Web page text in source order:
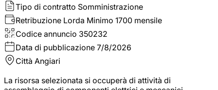
Tipo di contratto Somministrazione
Retribuzione Lorda Minimo 1700 mensile
Codice annuncio 350232
Data di pubblicazione 7/8/2026
Città Angiari
La risorsa selezionata si occuperà di attività di